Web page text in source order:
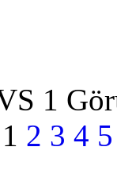
1
1 2 3 4 5